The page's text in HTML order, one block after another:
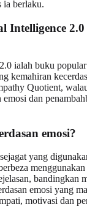
ia berlaku.
Intelligence
ialah buku
kemahiran
Quotient,
emosi dan
emosi?
yang
bandingkan
emosi yang
motivasi dan